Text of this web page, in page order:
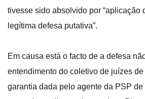
tivesse sido absolvido por “aplicação
legítima defesa putativa”.
Em causa está o facto de a defesa
entendimento do coletivo de juízes
garantia dada pelo agente da PSP de